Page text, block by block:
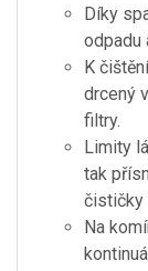
Díky
odpadu
K
drcený
filtry.
Limity
tak
čističky
Na